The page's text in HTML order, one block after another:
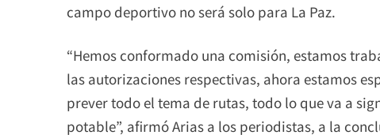
campo deportivo no será solo para La Paz.
“Hemos conformado una comisión, estamos
las autorizaciones respectivas, ahora estamos
prever todo el tema de rutas, todo lo que va a
potable”, afirmó Arias a los periodistas, a la